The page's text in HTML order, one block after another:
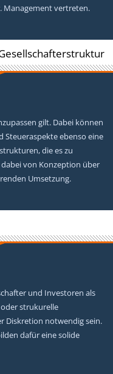
Management vertreten.
gilt. Dabei können
Steueraspekte ebenso eine
die es zu
von Konzeption über
Umsetzung.
und Investoren als
strukurelle
Diskretion notwendig sein.
dafür eine solide